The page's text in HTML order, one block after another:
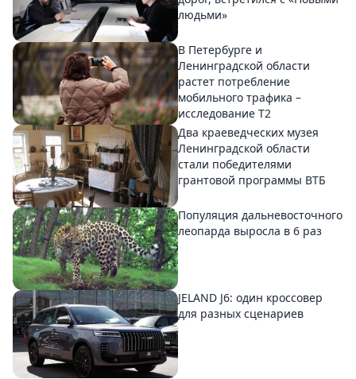
людьми»
В Петербурге и
Ленинградской области
растет потребление
мобильного трафика –
исследование T2
Два краеведческих музея
Ленинградской области
стали победителями
грантовой программы ВТБ
Популяция дальневосточного
леопарда выросла в 6 раз
JELAND J6: один кроссовер
для разных сценариев